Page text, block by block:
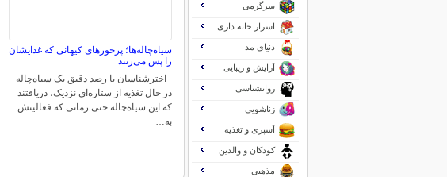
سیاه‌چاله‌ها؛ پرخورهای کیهانی که غذایشان
را پس می‌زنند
- اخترشناسان با رصد دقیق یک سیاه‌چاله
در حال تغذیه از ستاره‌ای نزدیک، دریافتند
که این سیاه‌چاله حتی زمانی که فعالیتش
به…
سرگرمی
اسرار خانه داری
دنیای مد
آرایش و زیبایی
روانشناسی
زناشویی
آشپزی و تغذیه
کودکان و والدین
مذهبی